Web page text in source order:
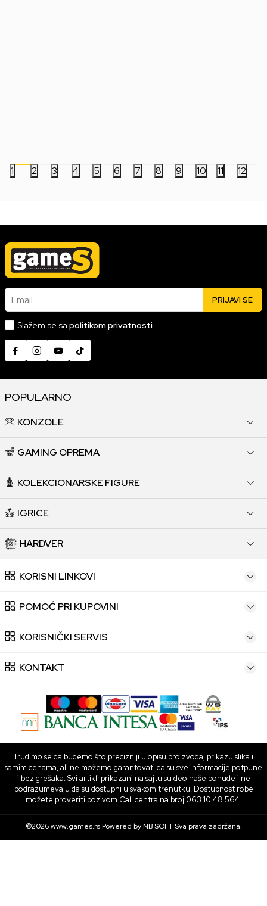
1 2 3 4 5 6 7 8 9 10 11 12
Email PRIJAVI SE
Slažem se sa politikom privatnosti
POPULARNO
KONZOLE
GAMING OPREMA
KOLEKCIONARSKE FIGURE
IGRICE
HARDVER
KORISNI LINKOVI
POMOĆ PRI KUPOVINI
KORISNIČKI SERVIS
KONTAKT
Trudimo se da budemo što precizniji u opisu proizvoda, prikazu slika i
samim cenama, ali ne možemo garantovati da su sve informacije potpune
i bez grešaka. Svi artikli prikazani na sajtu su deo naše ponude i ne
podrazumevaju da su dostupni u svakom trenutku. Dostupnost robe
možete proveriti pozivom Call centra na broj 063 10 48 564.
©2026www.games.rs Powered byNB SOFTSva prava zadržana.